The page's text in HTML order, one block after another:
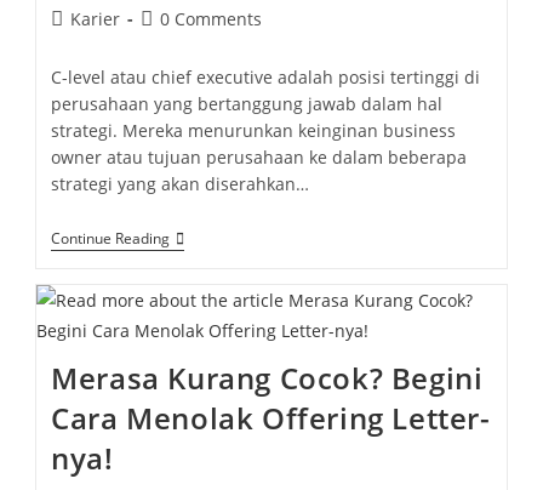
Karier
0 Comments
C-level atau chief executive adalah posisi tertinggi di
perusahaan yang bertanggung jawab dalam hal
strategi. Mereka menurunkan keinginan business
owner atau tujuan perusahaan ke dalam beberapa
strategi yang akan diserahkan…
Continue Reading
Merasa Kurang Cocok? Begini
Cara Menolak Offering Letter-
nya!